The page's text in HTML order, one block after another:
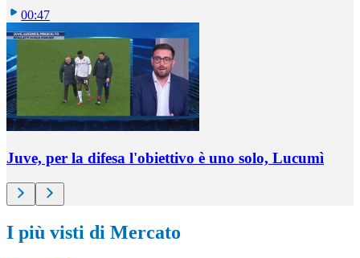
00:47
Juve, per la difesa l'obiettivo è uno solo, Lucumì
I più visti di Mercato